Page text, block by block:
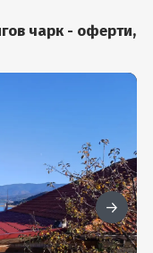
чарк - оферти,